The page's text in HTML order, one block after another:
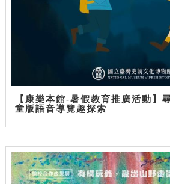
【康樂本館-暑假教育推廣活動】
童版語音導覽趣探索